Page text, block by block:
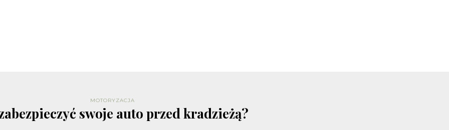
MOTORYZACJA
swoje auto przed kradzieżą?